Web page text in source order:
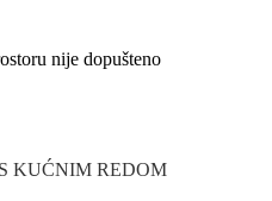
nije dopušteno
KUĆNIM REDOM